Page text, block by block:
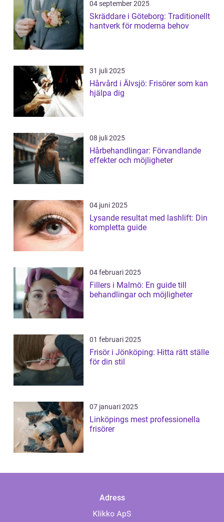
04 september 2025
Skräddare i Göteborg: Traditionellt
hantverk för moderna behov
31 juli 2025
Hårvård i Älvsjö: Frisörer som kan
hjälpa dig
08 juli 2025
Hårbehandlingar: Förvandlande
effekter och möjligheter
04 juni 2025
Lysande resultat med lashlift: Din
kompletta guide
04 februari 2025
Fillers i Malmö: En guide till
behandlingar och möjligheter
01 februari 2025
Frisör i Jönköping: Hitta rätt ställe
för din stil
07 januari 2025
Linköpings mest professionella
frisörer
Adress